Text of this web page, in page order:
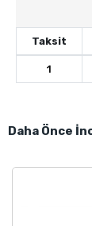
Taksit
1
Daha Önce